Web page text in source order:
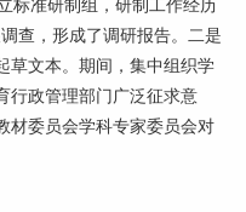
查，形成了调研报告。二是
草文本。期间，集中组织学
行政管理部门广泛征求意
材委员会学科专家委员会对